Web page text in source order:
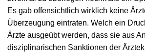
Es gab offensichtlich wirklich keine
Überzeugung eintraten. Welch ein
Ärzte ausgeübt werden, dass sie aus
disziplinarischen Sanktionen der